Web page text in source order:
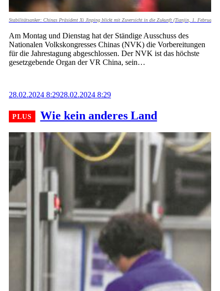
Stabilitätsanker: Chinas Präsident Xi Jinping blickt mit Zuversicht in die Zukunft (Tianjin, 1. Februar
Am Montag und Dienstag hat der Ständige Ausschuss des
Nationalen Volkskongresses Chinas (NVK) die Vorbereitungen
für die Jahrestagung abgeschlossen. Der NVK ist das höchste
gesetzgebende Organ der VR China, sein…
Wie kein anderes Land
28.02.2024 8:2928.02.2024 8:29